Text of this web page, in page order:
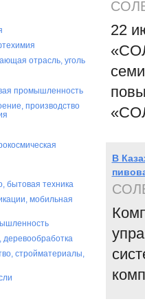
отрасль, уголь
промышленность
производство
бытовая техника
мобильная
деревообработка
стройматериалы,
22
В